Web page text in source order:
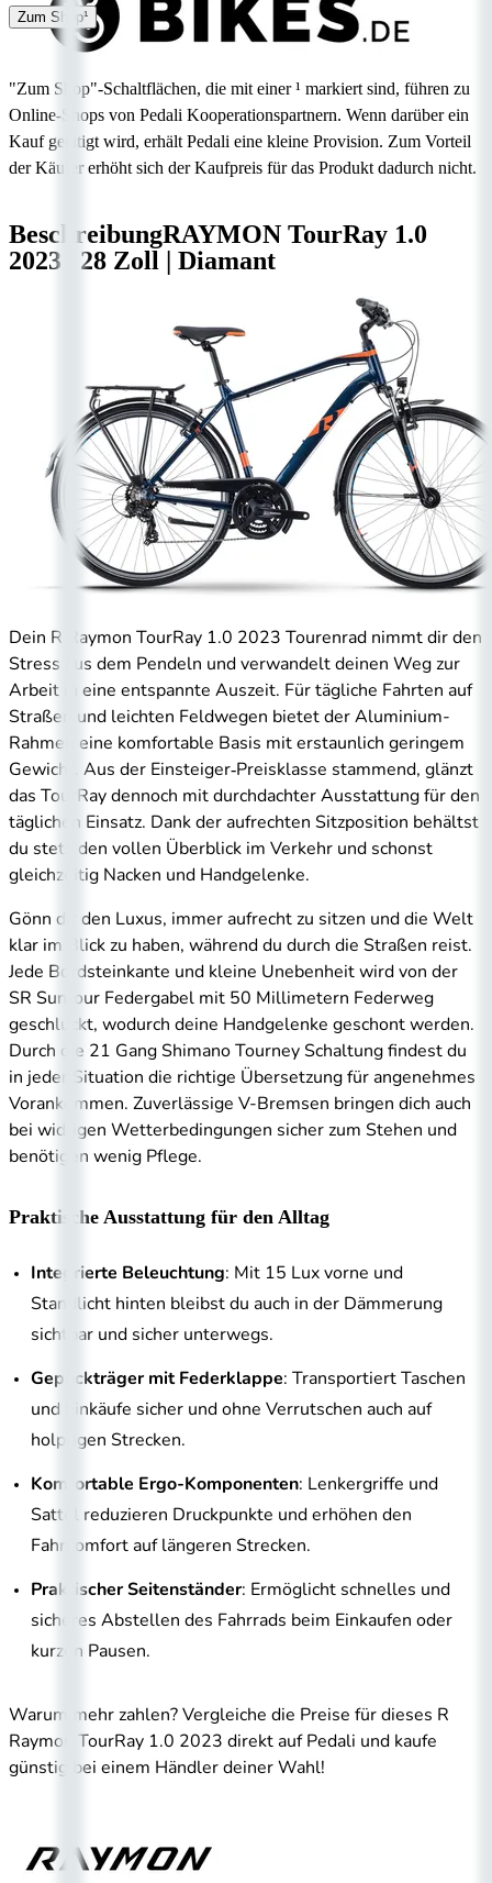
4 - 7 Tage
Zum Shop¹
"Zum Shop"-Schaltflächen, die mit einer ¹ markiert sind, führen zu
Online-Shops von Pedali Kooperationspartnern. Wenn darüber ein
Kauf getätigt wird, erhält Pedali eine kleine Provision. Zum Vorteil
der Käufer erhöht sich der Kaufpreis für das Produkt dadurch nicht.
BeschreibungRAYMON TourRay 1.0
2023
28 Zoll | Diamant
Dein R Raymon TourRay 1.0 2023 Tourenrad nimmt dir den
Stress aus dem Pendeln und verwandelt deinen Weg zur
Arbeit in eine entspannte Auszeit. Für tägliche Fahrten auf
Straßen und leichten Feldwegen bietet der Aluminium-
Rahmen eine komfortable Basis mit erstaunlich geringem
Gewicht. Aus der Einsteiger‑Preisklasse stammend, glänzt
das TourRay dennoch mit durchdachter Ausstattung für den
täglichen Einsatz. Dank der aufrechten Sitzposition behältst
du stets den vollen Überblick im Verkehr und schonst
gleichzeitig Nacken und Handgelenke.
Gönn dir den Luxus, immer aufrecht zu sitzen und die Welt
klar im Blick zu haben, während du durch die Straßen reist.
Jede Bordsteinkante und kleine Unebenheit wird von der
SR Suntour Federgabel mit 50 Millimetern Federweg
geschluckt, wodurch deine Handgelenke geschont werden.
Durch die 21 Gang Shimano Tourney Schaltung findest du
in jeder Situation die richtige Übersetzung für angenehmes
Vorankommen. Zuverlässige V-Bremsen bringen dich auch
bei widrigen Wetterbedingungen sicher zum Stehen und
benötigen wenig Pflege.
Praktische Ausstattung für den Alltag
Integrierte Beleuchtung: Mit 15 Lux vorne und
Standlicht hinten bleibst du auch in der Dämmerung
sichtbar und sicher unterwegs.
Gepäckträger mit Federklappe: Transportiert Taschen
und Einkäufe sicher und ohne Verrutschen auch auf
holprigen Strecken.
Komfortable Ergo-Komponenten: Lenkergriffe und
Sattel reduzieren Druckpunkte und erhöhen den
Fahrkomfort auf längeren Strecken.
Praktischer Seitenständer: Ermöglicht schnelles und
sicheres Abstellen des Fahrrads beim Einkaufen oder
kurzen Pausen.
Warum mehr zahlen? Vergleiche die Preise für dieses R
Raymon TourRay 1.0 2023 direkt auf Pedali und kaufe
günstig bei einem Händler deiner Wahl!